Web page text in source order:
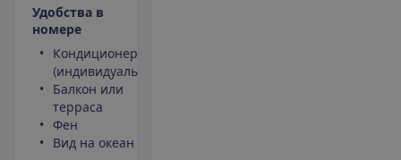
Удобства в
номере
Кондиционер
(индивидуальный)
Балкон или
терраса
Фен
Вид на океан